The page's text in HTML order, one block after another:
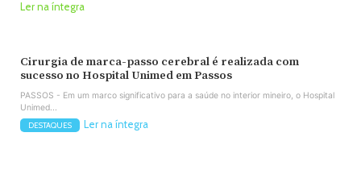
Ler na íntegra
Cirurgia de marca-passo cerebral é realizada com
sucesso no Hospital Unimed em Passos
PASSOS - Em um marco significativo para a saúde no interior mineiro, o Hospital
Unimed...
DESTAQUES Ler na íntegra